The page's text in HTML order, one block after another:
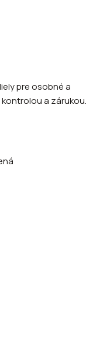
pre osobné a
a zárukou.